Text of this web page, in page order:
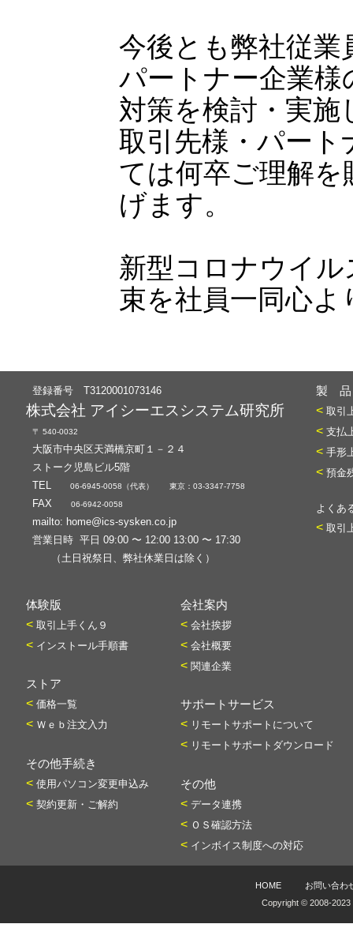
今後とも弊社従
パートナー企業様
対策を検討・実
取引先様・パー
ては何卒ご理解
げます。
新型コロナウイ
束を社員一同心
登録番号 T3120001073146
株式会社 アイシーエスシステム研究所
〒 540-0032
大阪市中央区天満橋京町１－２４
ストーク児島ビル5階
TEL
06-6945-0058（代表） 東京：03-3347-7758
FAX 06-6942-0058
mailto: home@ics-sysken.co.jp
営業日時 平日 09:00 〜 12:00 13:00 〜 17:30
（土日祝祭日、弊社休業日は除く）
製 品
< 取引
< 支払
< 手形
< 預金
よくあ
< 取引
体験版
< 取引上手くん９
< インストール手順書
ストア
< 価格一覧
< Ｗｅｂ注文入力
その他手続き
< 使用パソコン変更申込み
< 契約更新・ご解約
会社案内
< 会社挨拶
< 会社概要
< 関連企業
サポートサービス
< リモートサポートについて
< リモートサポートダウンロード
その他
< データ連携
< ＯＳ確認方法
< インボイス制度への対応
HOME
お問い合わ
Copyright © 2008-2023